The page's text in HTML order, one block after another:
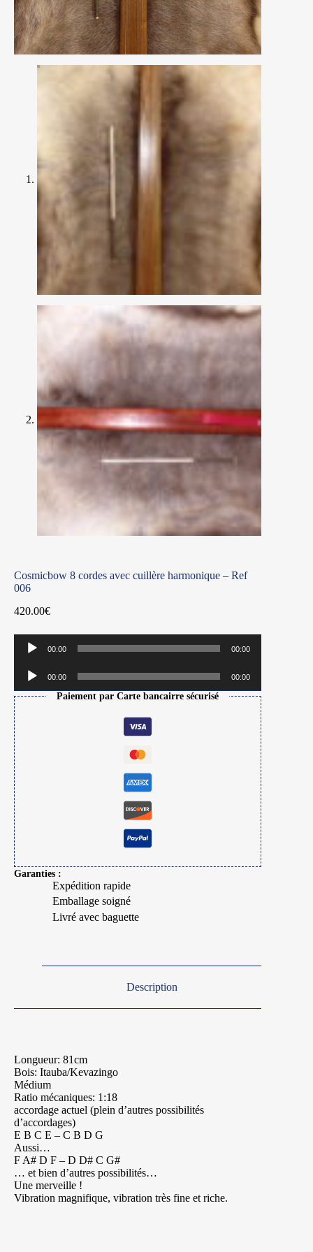
Cosmicbow 8 cordes avec cuillère harmonique – Ref
006
420.00€
Lecteur
audio
00:00 00:00
Lecteur
audio
00:00 00:00
Paiement par Carte bancairre sécurisé
Garanties :
Expédition rapide
Emballage soigné
Livré avec baguette
Description
Longueur: 81cm
Bois: Itauba/Kevazingo
Médium
Ratio mécaniques: 1:18
accordage actuel (plein d’autres possibilités
d’accordages)
E B C E – C B D G
Aussi…
F A# D F – D D# C G#
… et bien d’autres possibilités…
Une merveille !
Vibration magnifique, vibration très fine et riche.